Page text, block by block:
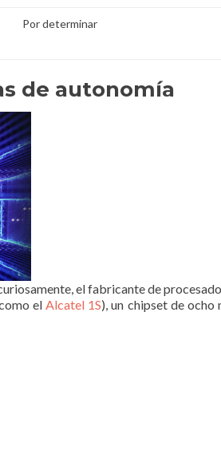
Por determinar
de autonomía
el fabricante de
elAlcatel 1S), un chipset de